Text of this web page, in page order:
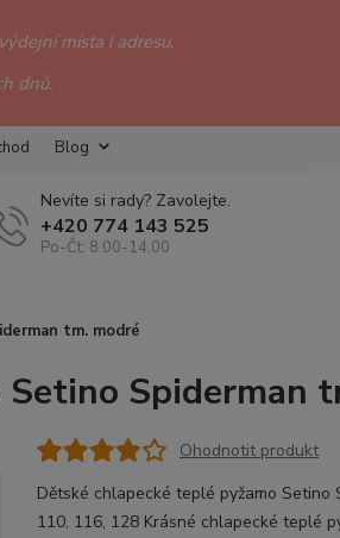
místa i adresu.
dnů.
Blog
Nevíte si rady? Zavolejte.
+420 774 143 525
Po-Čt: 8.00-14.00
tm. modré
Spiderman
Ohodnotit produkt
Dětské chlapecké teplé pyžamo Setino
110, 116, 128 Krásné chlapecké teplé